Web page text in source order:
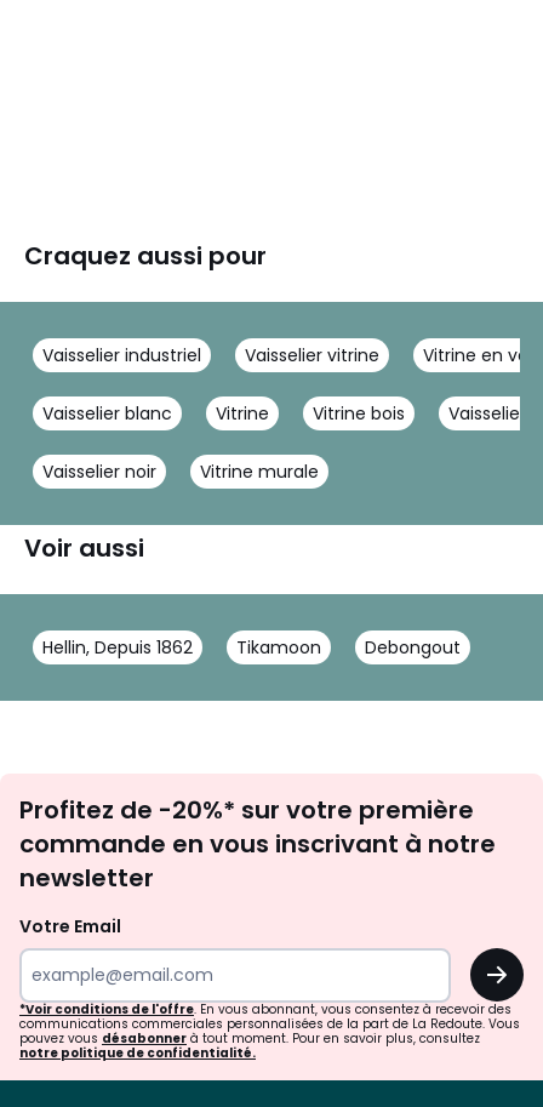
Craquez aussi pour
Vaisselier industriel Vaisselier vitrine Vitrine en
Vaisselier blanc Vitrine Vitrine bois Vaisselier
Vaisselier noir Vitrine murale
Voir aussi
Hellin, Depuis 1862 Tikamoon Debongout
newsletter
Profitez de -20%* sur votre première
commande en vous inscrivant à notre
newsletter
Votre Email
OK
*Voir conditions de l'offre. En vous abonnant, vous consentez à recevoir des
communications commerciales personnalisées de la part de La Redoute. Vous
pouvez vous désabonner à tout moment. Pour en savoir plus, consultez
notre politique de confidentialité.